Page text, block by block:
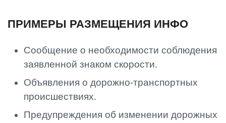
ПРИМЕРЫ РАЗМЕЩЕНИЯ ИНФО
Сообщение о необходимости соблюдения
заявленной знаком скорости.
Объявления о дорожно-транспортных
происшествиях.
Предупреждения об изменении дорожных